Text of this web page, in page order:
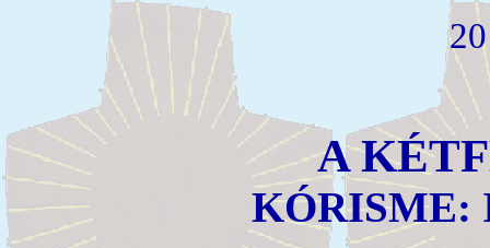
A
KÓRISME: